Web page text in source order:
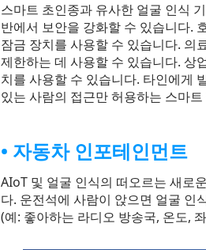
스마트 초인종과 유사한 얼굴 인식
반에서 보안을 강화할 수 있습니다.
잠금 장치를 사용할 수 있습니다. 의
제한하는 데 사용할 수 있습니다. 상
치를 사용할 수 있습니다. 타인에게
있는 사람의 접근만 허용하는 스마
자동차 인포테인먼트
AIoT 및 얼굴 인식의 떠오르는 새로
다. 운전석에 사람이 앉으면 얼굴 인
(예: 좋아하는 라디오 방송국, 온도,